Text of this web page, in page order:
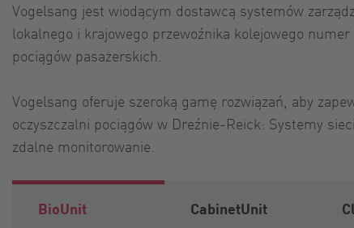
Vogelsang jest wiodącym dostawcą systemów
lokalnego i krajowego przewoźnika kolejowego
pociągów pasażerskich.
Vogelsang oferuje szeroką gamę rozwiązań, aby
oczyszczalni pociągów w Dreźnie-Reick: Systemy
zdalne monitorowanie.
BioUnit CabinetUnit